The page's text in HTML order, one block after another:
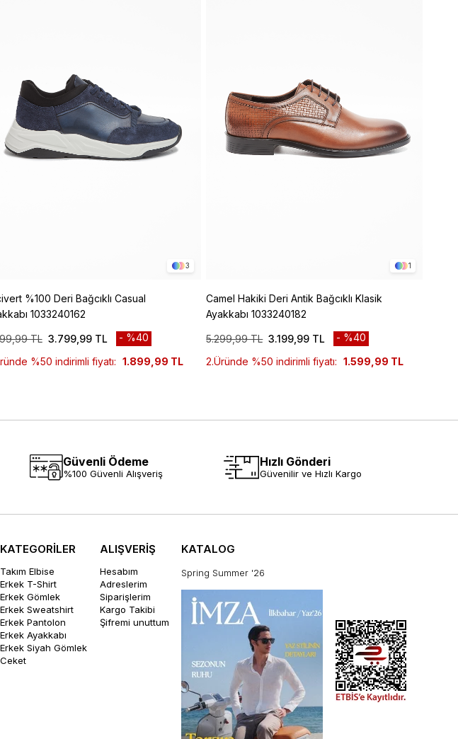
3
%100 Deri Bağcıklı Casual
1033240162
3.799,99 TL
TL
%40
%50 indirimli fiyatı: 1.899,99 TL
1
Camel Hakiki Deri Antik Bağcıklı Klasik
Ayakkabı 1033240182
3.199,99 TL
5.299,99 TL
%40
2.Üründe %50 indirimli fiyatı:
1.599,99 TL
Güvenli Ödeme
%100 Güvenli Alışveriş
Hızlı Gönderi
Güvenilir ve Hızlı Kargo
KATEGORİLER
Takım Elbise
Erkek T-Shirt
Erkek Gömlek
Erkek Sweatshirt
Erkek Pantolon
Erkek Ayakkabı
Erkek Siyah Gömlek
Ceket
ALIŞVERİŞ
Hesabım
Adreslerim
Siparişlerim
Kargo Takibi
Şifremi unuttum
KATALOG
Spring Summer '26